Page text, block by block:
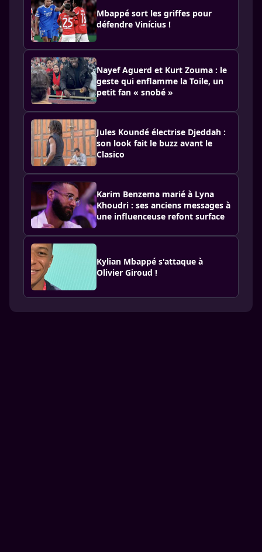
Mbappé sort les griffes pour
défendre Vinícius !
Nayef Aguerd et Kurt Zouma : le
geste qui enflamme la Toile, un
petit fan « snobé »
Jules Koundé électrise Djeddah :
son look fait le buzz avant le
Clasico
Karim Benzema marié à Lyna
Khoudri : ses anciens messages à
une influenceuse refont surface
Kylian Mbappé s'attaque à
Olivier Giroud !